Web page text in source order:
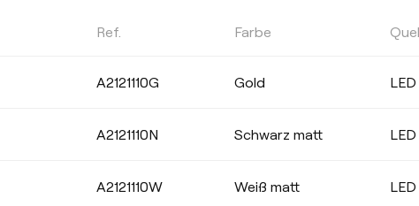
LEISTUNG
Ref. Farbe
A2121110G Gold LED
A2121110N Schwarz matt LED
A2121110W Weiß matt LED